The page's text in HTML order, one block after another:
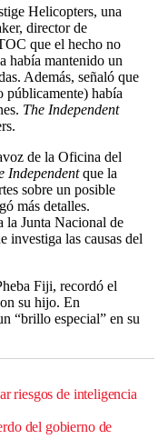
Helicopters, una
director de
que el hecho no
había mantenido un
Además, señaló que
públicamente) había
The Independent
de la Oficina del
Independentque la
sobre un posible
más detalles.
la Junta Nacional de
investiga las causas del
Fiji, recordó el
su hijo. En
“brillo especial” en su
riesgos de inteligencia
del gobierno de